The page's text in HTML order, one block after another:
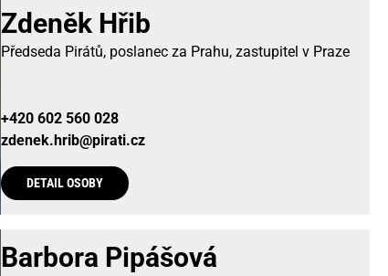
Zdeněk Hřib
Předseda Pirátů, poslanec za Prahu, zastupitel v Praze
+420 602 560 028
zdenek.hrib@pirati.cz
DETAIL OSOBY
Barbora Pipášová